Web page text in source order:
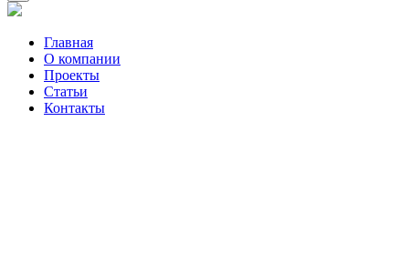
Главная
О компании
Проекты
Статьи
Контакты